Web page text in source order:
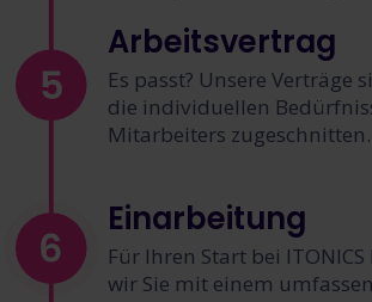
Arbeitsvertrag
Es passt? Unsere Verträge
die individuellen
Mitarbeiters zugeschnitten.
Einarbeitung
Für Ihren Start bei
wir Sie mit einem